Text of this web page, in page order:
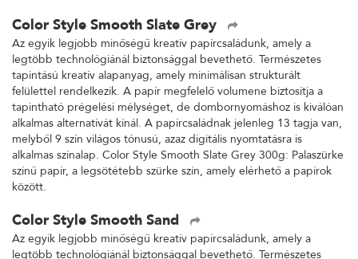
Color Style Smooth Slate Grey
Az egyik legjobb minőségű kreatív papírcsaládunk, amely a
legtöbb technológiánál biztonsággal bevethető. Természetes
tapintású kreatív alapanyag, amely minimálisan strukturált
felülettel rendelkezik. A papír megfelelő volumene biztosítja a
tapintható prégelési mélységet, de dombornyomáshoz is kiválóan
alkalmas alternatívát kínál. A papírcsaládnak jelenleg 13 tagja van,
melyből 9 szín világos tónusú, azaz digitális nyomtatásra is
alkalmas színalap. Color Style Smooth Slate Grey 300g: Palaszürke
színű papír, a legsötétebb szürke szín, amely elérhető a papírok
között.
Color Style Smooth Sand
Az egyik legjobb minőségű kreatív papírcsaládunk, amely a
legtöbb technológiánál biztonsággal bevethető. Természetes